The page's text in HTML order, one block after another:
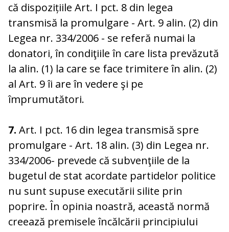
că dispozițiile Art. I pct. 8 din legea
transmisă la promulgare - Art. 9 alin. (2) din
Legea nr. 334/2006 - se referă numai la
donatori, în condiţiile în care lista prevăzută
la alin. (1) la care se face trimitere în alin. (2)
al Art. 9 îi are în vedere şi pe
împrumutători.
7. Art. I pct. 16 din legea transmisă spre
promulgare - Art. 18 alin. (3) din Legea nr.
334/2006- prevede că subvenţiile de la
bugetul de stat acordate partidelor politice
nu sunt supuse executării silite prin
poprire. În opinia noastră, această normă
creează premisele încălcării principiului